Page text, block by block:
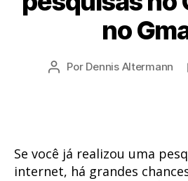
no
Autor
Por Dennis Altermann
Se você já realizou uma
internet, há grandes